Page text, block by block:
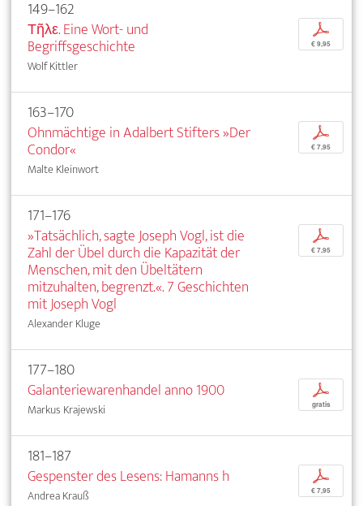
149–162
Τῆλε. Eine Wort- und
Begriffsgeschichte
Wolf Kittler
p
€ 9,95
163–170
Ohnmächtige in Adalbert Stifters »Der
Condor«
Malte Kleinwort
p
€ 7,95
171–176
»Tatsächlich, sagte Joseph Vogl, ist die
Zahl der Übel durch die Kapazität der
Menschen, mit den Übeltätern
mitzuhalten, begrenzt.«. 7 Geschichten
mit Joseph Vogl
Alexander Kluge
p
€ 7,95
177–180
Galanteriewarenhandel anno 1900
Markus Krajewski
p
gratis
181–187
Gespenster des Lesens: Hamanns h
Andrea Krauß
p
€ 7,95